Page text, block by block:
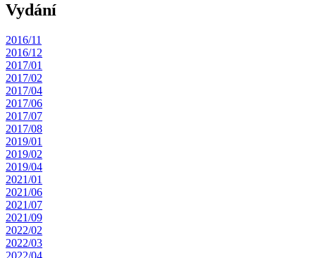
Vydání
2016/11
2016/12
2017/01
2017/02
2017/04
2017/06
2017/07
2017/08
2019/01
2019/02
2019/04
2021/01
2021/06
2021/07
2021/09
2022/02
2022/03